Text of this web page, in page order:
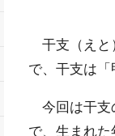
干支（えと
で、干支は「
今回は干支
で、生まれた